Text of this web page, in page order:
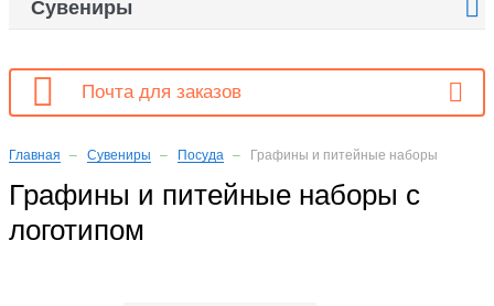
Сувениры 
 Почта для заказов
Главная Сувениры Посуда Графины и питейные наборы
Графины и питейные наборы с
логотипом